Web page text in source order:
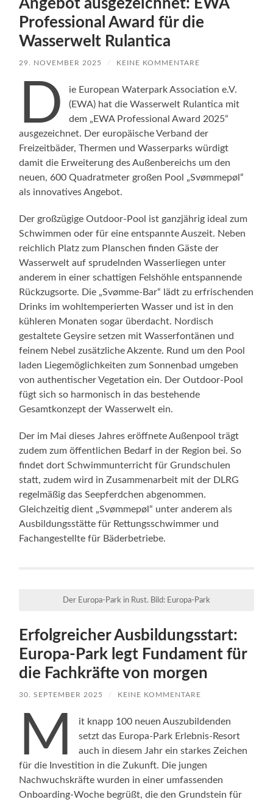
Angebot ausgezeichnet: EWA
Professional Award für die
Wasserwelt Rulantica
29. NOVEMBER 2025 / KEINE KOMMENTARE
D
ie European Waterpark Association e.V.
(EWA) hat die Wasserwelt Rulantica mit
dem „EWA Professional Award 2025“
ausgezeichnet. Der europäische Verband der
Freizeitbäder, Thermen und Wasserparks würdigt
damit die Erweiterung des Außenbereichs um den
neuen, 600 Quadratmeter großen Pool „Svømmepøl“
als innovatives Angebot.
Der großzügige Outdoor-Pool ist ganzjährig ideal zum
Schwimmen oder für eine entspannte Auszeit. Neben
reichlich Platz zum Planschen finden Gäste der
Wasserwelt auf sprudelnden Wasserliegen unter
anderem in einer schattigen Felshöhle entspannende
Rückzugsorte. Die „Svømme-Bar“ lädt zu erfrischenden
Drinks im wohltemperierten Wasser und ist in den
kühleren Monaten sogar überdacht. Nordisch
gestaltete Geysire setzen mit Wasserfontänen und
feinem Nebel zusätzliche Akzente. Rund um den Pool
laden Liegemöglichkeiten zum Sonnenbad umgeben
von authentischer Vegetation ein. Der Outdoor-Pool
fügt sich so harmonisch in das bestehende
Gesamtkonzept der Wasserwelt ein.
Der im Mai dieses Jahres eröffnete Außenpool trägt
zudem zum öffentlichen Bedarf in der Region bei. So
findet dort Schwimmunterricht für Grundschulen
statt, zudem wird in Zusammenarbeit mit der DLRG
regelmäßig das Seepferdchen abgenommen.
Gleichzeitig dient „Svømmepøl“ unter anderem als
Ausbildungsstätte für Rettungsschwimmer und
Fachangestellte für Bäderbetriebe.
Der Europa-Park in Rust. Bild: Europa-Park
Erfolgreicher Ausbildungsstart:
Europa-Park legt Fundament für
die Fachkräfte von morgen
30. SEPTEMBER 2025 / KEINE KOMMENTARE
M
it knapp 100 neuen Auszubildenden
setzt das Europa-Park Erlebnis-Resort
auch in diesem Jahr ein starkes Zeichen
für die Investition in die Zukunft. Die jungen
Nachwuchskräfte wurden in einer umfassenden
Onboarding-Woche begrüßt, die den Grundstein für